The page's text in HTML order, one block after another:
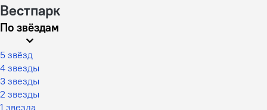
Вестпарк
По звёздам
5 звёзд
4 звезды
3 звезды
2 звезды
1 звезда